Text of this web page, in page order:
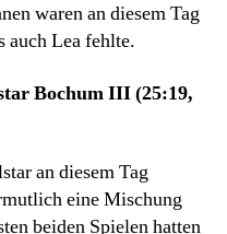
waren an diesem Tag
auch Lea fehlte.
Bochum III (25:19,
an diesem Tag
eine Mischung
beiden Spielen hatten